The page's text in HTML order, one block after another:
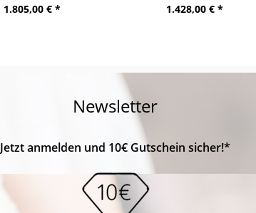
1.805,00 € *
1.428,00 € *
Newsletter
Jetzt anmelden und 10€ Gutschein sicher!*